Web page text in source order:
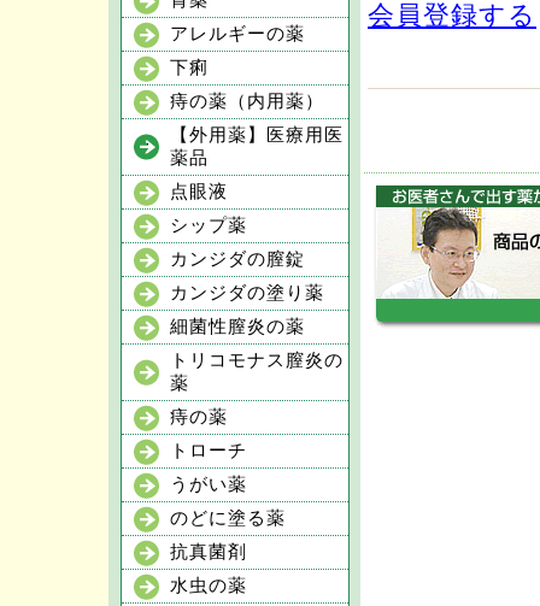
アレルギーの薬
下痢
痔の薬（内用薬）
【外用薬】医療用医
薬品
点眼液
シップ薬
カンジダの膣錠
カンジダの塗り薬
細菌性膣炎の薬
トリコモナス膣炎の
薬
痔の薬
トローチ
うがい薬
のどに塗る薬
抗真菌剤
水虫の薬
会員登録する